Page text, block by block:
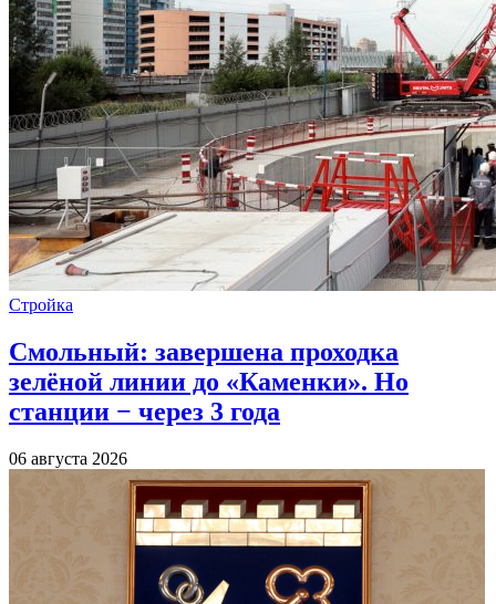
Стройка
Смольный: завершена проходка
зелёной линии до «Каменки». Но
станции − через 3 года
06 августа 2026